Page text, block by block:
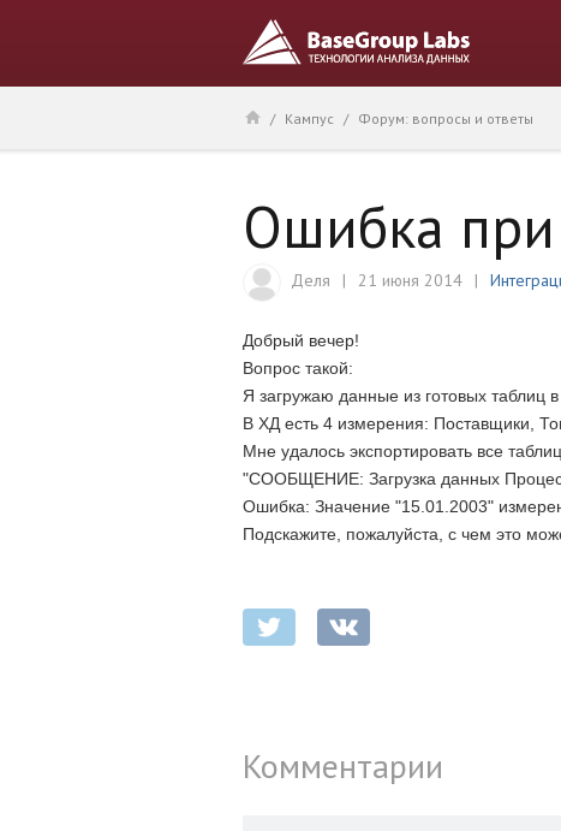
/ Кампус / Форум: вопросы и ответы
Ошибка при
Деля 21 июня 2014
Добрый вечер!
Вопрос такой:
Я загружаю данные из готовых
В ХД есть 4 измерения: Поставщики,
Мне удалось экспортировать все
"СООБЩЕНИЕ: Загрузка данных
Ошибка: Значение "15.01.2003"
Подскажите, пожалуйста, с чем это
Комментарии